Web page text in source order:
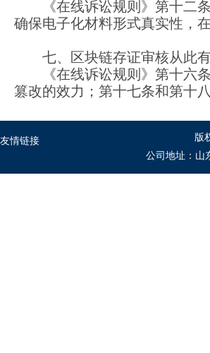
《在线诉讼规则》第十二
确保电子化材料形式真实性，
七、区块链存证审核从此
《在线诉讼规则》第十六
篡改的效力；第十七条和第十
版
公司地址：山
友情链接